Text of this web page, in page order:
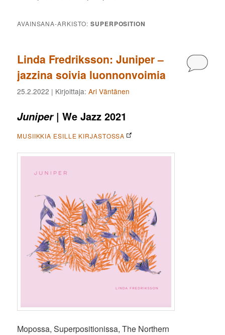
AVAINSANA-ARKISTO:SUPERPOSITION
Linda Fredriksson: Juniper –
jazzina soivia luonnonvoimia
25.2.2022 | Kirjoittaja:Ari Väntänen
Juniper| We Jazz 2021
MUSIIKKIA ESILLE KIRJASTOSSA
Mopossa, Superpositionissa, The Northern